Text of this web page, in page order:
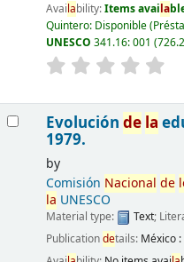
Availability:Items availa
Quintero: Disponible
UNESCO 341.16: 001
Evolución de la
1979.
by
Comisión Nacional de
la UNESCO
Material type: Text;
Publicationdetails: México :